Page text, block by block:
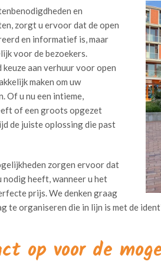
en
zorgt u ervoor dat de open
en informatief is, maar
voor de bezoekers.
keuze aan verhuur voor open
maken om uw
Of u nu een intieme,
of een groots opgezet
de juiste oplossing die past
zorgen ervoor dat
nodig heeft, wanneer u het
prijs. We denken graag
te organiseren die in lijn is met de
op voor de